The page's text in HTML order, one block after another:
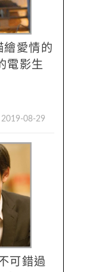
繪愛情的
電影生
2019-08-29
可錯過